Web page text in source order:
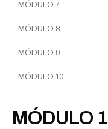
MÓDULO 7
MÓDULO 8
MÓDULO 9
MÓDULO 10
MÓDULO 1